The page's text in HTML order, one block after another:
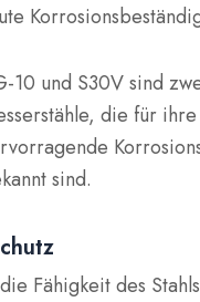
10 und S30V sind
die für ihre
sind.
Fähigkeit des